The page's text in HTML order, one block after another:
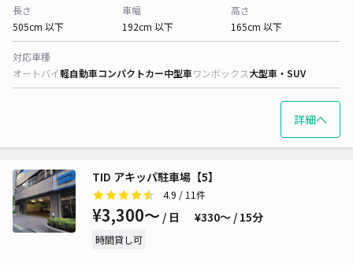
長さ
505cm 以下
車幅
192cm 以下
高さ
165cm 以下
対応車種
オートバイ軽自動車コンパクトカー中型車ワンボックス大型車・SUV
詳細へ
TID アキッパ駐車場【5】
4.9 / 11件
¥3,300〜 / 日 ¥330〜 / 15分
時間貸し可